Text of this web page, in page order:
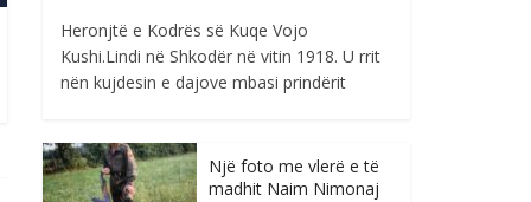
Heronjtë e Kodrës së Kuqe Vojo
Kushi.Lindi në Shkodër në vitin 1918. U rrit
nën kujdesin e dajove mbasi prindërit
Një foto me vlerë e të
madhit Naim Nimonaj